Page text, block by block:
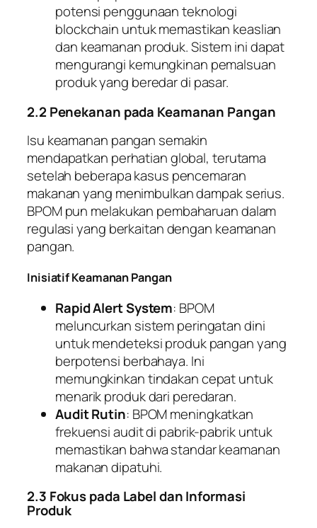
potensi penggunaan teknologi
blockchain untuk memastikan keaslian
dan keamanan produk. Sistem ini dapat
mengurangi kemungkinan pemalsuan
produk yang beredar di pasar.
2.2 Penekanan pada Keamanan Pangan
Isu keamanan pangan semakin
mendapatkan perhatian global, terutama
setelah beberapa kasus pencemaran
makanan yang menimbulkan dampak serius.
BPOM pun melakukan pembaharuan dalam
regulasi yang berkaitan dengan keamanan
pangan.
Inisiatif Keamanan Pangan
Rapid Alert System: BPOM
meluncurkan sistem peringatan dini
untuk mendeteksi produk pangan yang
berpotensi berbahaya. Ini
memungkinkan tindakan cepat untuk
menarik produk dari peredaran.
Audit Rutin: BPOM meningkatkan
frekuensi audit di pabrik-pabrik untuk
memastikan bahwa standar keamanan
makanan dipatuhi.
2.3 Fokus pada Label dan Informasi
Produk